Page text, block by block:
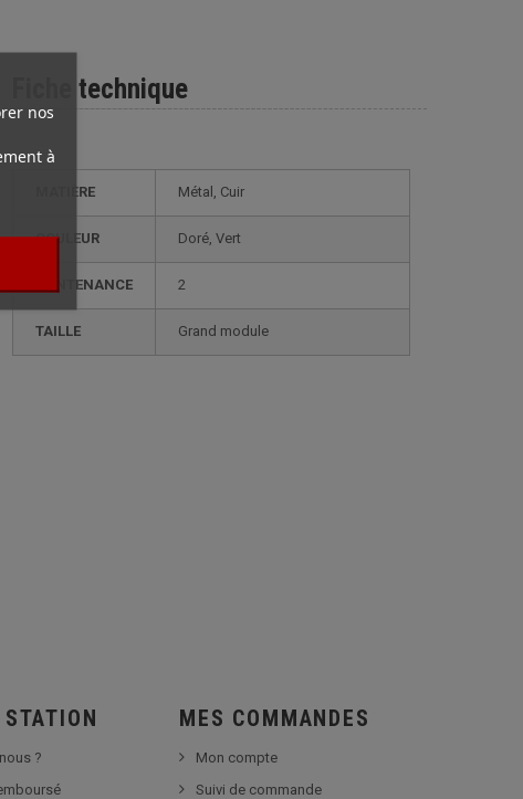
nos
à
Fiche technique
MATIÈRE Métal, Cuir
COULEUR Doré, Vert
CONTENANCE 2
TAILLE grand module
?
MES COMMANDES
Mon compte
Suivi de commande